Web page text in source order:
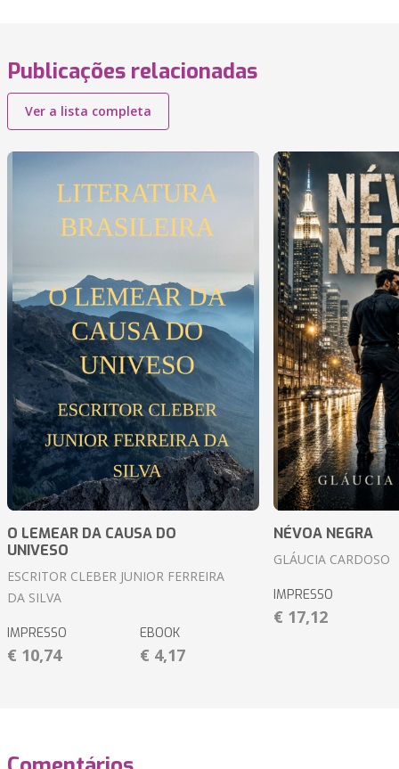
Publicações relacionadas
Ver a lista completa
O LEMEAR DA CAUSA DO
UNIVESO
ESCRITOR CLEBER JUNIOR FERREIRA
DA SILVA
IMPRESSO
€ 10,74
EBOOK
€ 4,17
NÉVOA NEGRA
GLÁUCIA CARDOSO
IMPRESSO
€ 17,12